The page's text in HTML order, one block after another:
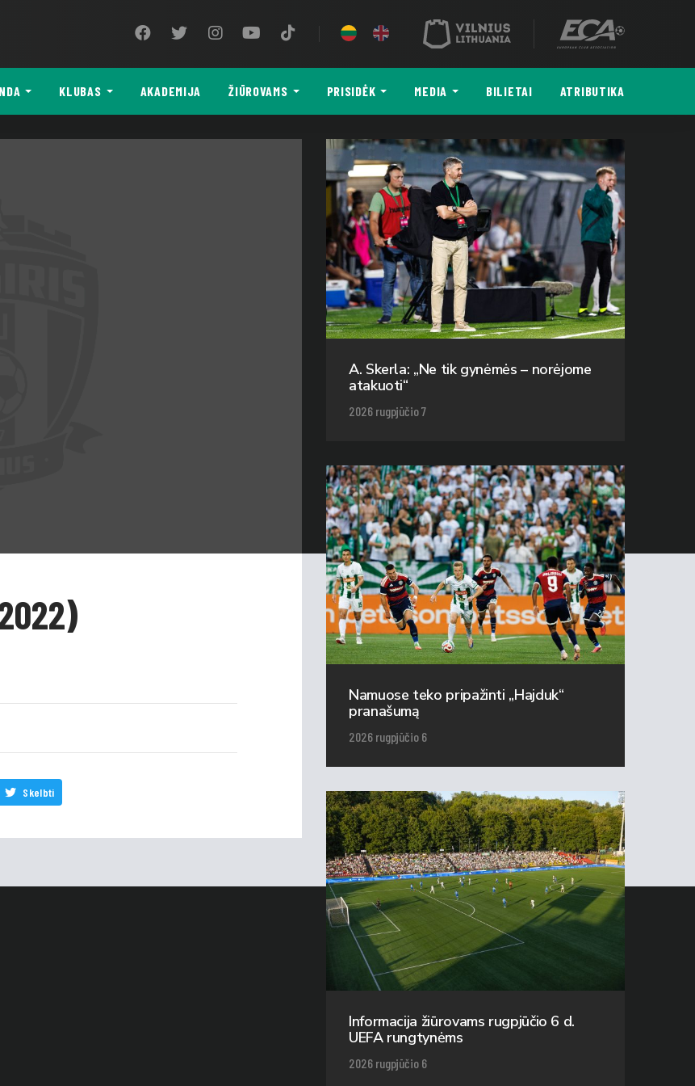
KLUBAS AKADEMIJA ŽIŪROVAMS PRISIDĖK MEDIA BILIETAI ATRIBUTIKA
Skelbti
A. Skerla: „Ne tik gynėmės – norėjome
atakuoti“
2026 rugpjūčio 7
Namuose teko pripažinti „Hajduk“
pranašumą
2026 rugpjūčio 6
Informacija žiūrovams rugpjūčio 6 d.
UEFA rungtynėms
2026 rugpjūčio 6